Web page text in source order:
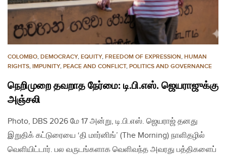
COLOMBO, DEMOCRACY, EQUITY, FREEDOM OF EXPRESSION, HUMAN
RIGHTS, IMPUNITY, PEACE AND CONFLICT, POLITICS AND GOVERNANCE
நெறிமுறை தவறாத நேர்மை: டி.பி.எஸ். ஜெயராஜுக்கு
அஞ்சலி
Photo, DBS 2026 மே 17 அன்று, டி.பி.எஸ். ஜெயராஜ் தனது
இறுதிக் கட்டுரையை ‘தி மார்னிங்’ (The Morning) நாளிதழில்
வெளியிட்டார். பல வருடங்களாக வெளிவந்த அவரது பத்திகளைப்